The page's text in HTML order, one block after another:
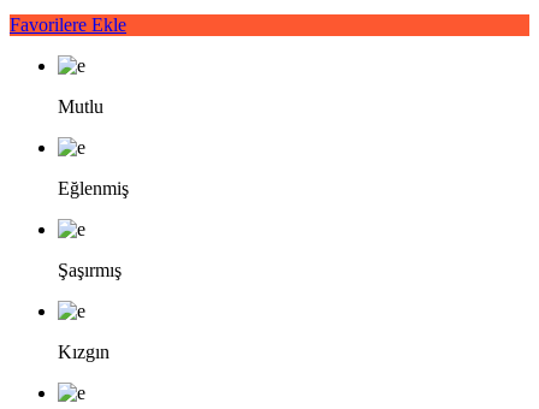
Favorilere Ekle
Mutlu
Eğlenmiş
Şaşırmış
Kızgın